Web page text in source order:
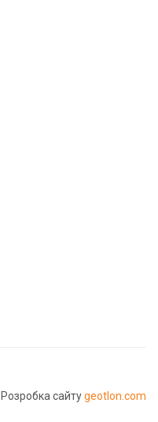
Розробка сайтуgeotlon.com